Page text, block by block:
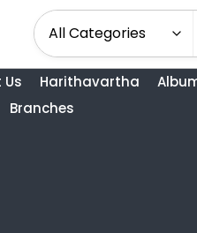
Harithavartha
Branches